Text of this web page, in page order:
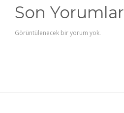
Son Yorumlar
Görüntülenecek bir yorum yok.